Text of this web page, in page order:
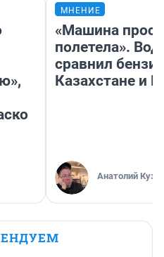
МНЕНИЕ
«Машина
полетела».
сравнил
Казахстане и
Анатолий